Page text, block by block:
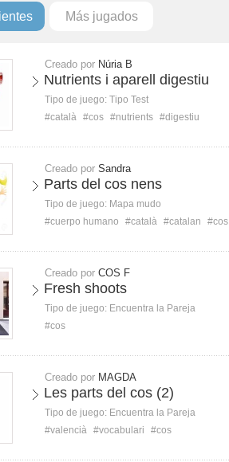
Más jugados
Creado por Núria B
Nutrients i aparell digestiu
Tipo de juego: Tipo Test
#català #cos #nutrients #digestiu
Creado por Sandra
Parts del cos nens
Tipo de juego: Mapa mudo
#cuerpo humano
#català #catalan #cos
Creado por COS F
Fresh shoots
Tipo de juego: Encuentra la Pareja
#cos
Creado por MAGDA
Les parts del cos (2)
Tipo de juego: Encuentra la Pareja
#valencià #vocabulari #cos